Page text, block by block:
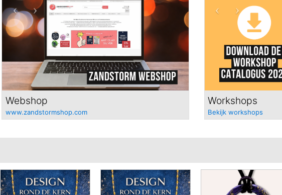
Previous
Next
Webshop
www.zandstormshop.com
Previous
Next
Workshops
Bekijk workshops